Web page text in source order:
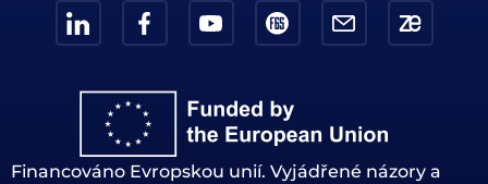
Financováno Evropskou unií. Vyjádřené názory a